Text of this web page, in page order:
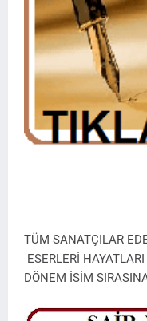
TÜM SANATÇILAR
ESERLERİ
DÖNEM İSİM